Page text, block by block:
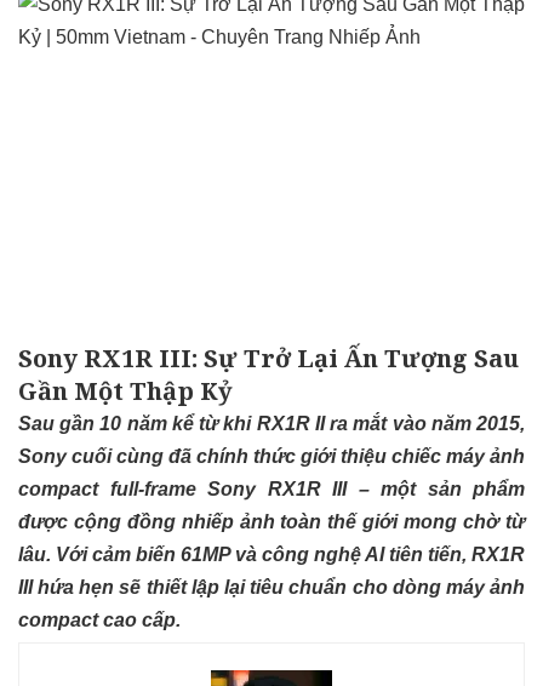
Sony RX1R III: Sự Trở Lại Ấn Tượng Sau
Gần Một Thập Kỷ
Sau gần 10 năm kể từ khi RX1R II ra mắt vào năm 2015,
Sony cuối cùng đã chính thức giới thiệu chiếc máy ảnh
compact full-frame Sony RX1R III – một sản phẩm
được cộng đồng nhiếp ảnh toàn thế giới mong chờ từ
lâu. Với cảm biến 61MP và công nghệ AI tiên tiến, RX1R
III hứa hẹn sẽ thiết lập lại tiêu chuẩn cho dòng máy ảnh
compact cao cấp.